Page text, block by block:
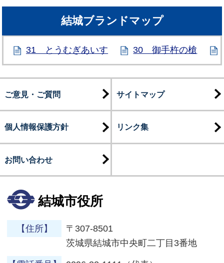
結城ブランドマップ
31 とうむぎあいす 30 御手杵の槍
ご意見・ご質問 サイトマップ
個人情報保護方針 リンク集
お問い合わせ
結城市役所
【住所】
〒307-8501
茨城県結城市中央町二丁目3番地